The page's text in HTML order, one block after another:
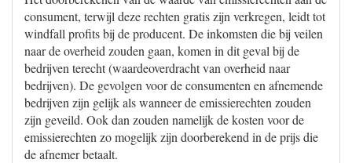
consument, terwijl deze rechten gratis zijn verkregen, leidt tot
windfall profits bij de producent. De inkomsten die bij veilen
naar de overheid zouden gaan, komen in dit geval bij de
bedrijven terecht (waardeoverdracht van overheid naar
bedrijven). De gevolgen voor de consumenten en afnemende
bedrijven zijn gelijk als wanneer de emissierechten zouden
zijn geveild. Ook dan zouden namelijk de kosten voor de
emissierechten zo mogelijk zijn doorberekend in de prijs die
de afnemer betaalt.